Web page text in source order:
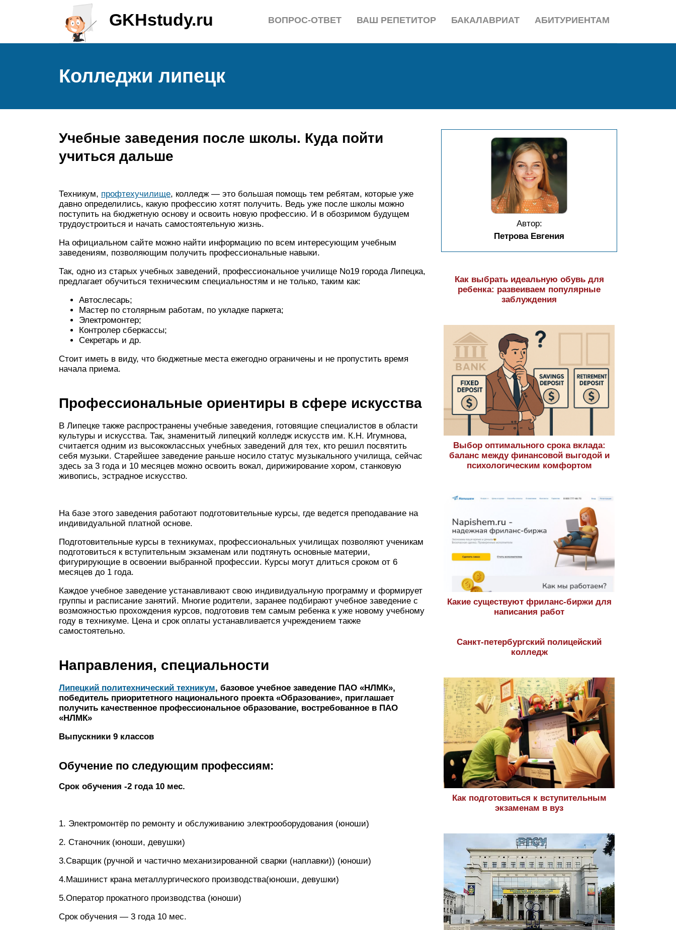
GKHstudy.ru АБИТУРИЕНТАМ
БАКАЛАВРИАТ
ВАШ РЕПЕТИТОР
ВОПРОС-ОТВЕТ
Колледжи липецк
Учебные заведения после школы. Куда пойти
учиться дальше
Техникум, профтехучилище, колледж — это большая помощь тем ребятам, которые уже
давно определились, какую профессию хотят получить. Ведь уже после школы можно
поступить на бюджетную основу и освоить новую профессию. И в обозримом будущем
трудоустроиться и начать самостоятельную жизнь.
На официальном сайте можно найти информацию по всем интересующим учебным
заведениям, позволяющим получить профессиональные навыки.
Так, одно из старых учебных заведений, профессиональное училище No19 города Липецка,
предлагает обучиться техническим специальностям и не только, таким как:
Автослесарь;
Мастер по столярным работам, по укладке паркета;
Электромонтер;
Контролер сберкассы;
Секретарь и др.
Стоит иметь в виду, что бюджетные места ежегодно ограничены и не пропустить время
начала приема.
Профессиональные ориентиры в сфере искусства
В Липецке также распространены учебные заведения, готовящие специалистов в области
культуры и искусства. Так, знаменитый липецкий колледж искусств им. К.Н. Игумнова,
считается одним из высококлассных учебных заведений для тех, кто решил посвятить
себя музыки. Старейшее заведение раньше носило статус музыкального училища, сейчас
здесь за 3 года и 10 месяцев можно освоить вокал, дирижирование хором, станковую
живопись, эстрадное искусство.
На базе этого заведения работают подготовительные курсы, где ведется преподавание на
индивидуальной платной основе.
Подготовительные курсы в техникумах, профессиональных училищах позволяют ученикам
подготовиться к вступительным экзаменам или подтянуть основные материи,
фигурирующие в освоении выбранной профессии. Курсы могут длиться сроком от 6
месяцев до 1 года.
Каждое учебное заведение устанавливают свою индивидуальную программу и формирует
группы и расписание занятий. Многие родители, заранее подбирают учебное заведение с
возможностью прохождения курсов, подготовив тем самым ребенка к уже новому учебному
году в техникуме. Цена и срок оплаты устанавливается учреждением также
самостоятельно.
Направления, специальности
Липецкий политехнический техникум, базовое учебное заведение ПАО «НЛМК»,
победитель приоритетного национального проекта «Образование», приглашает
получить качественное профессиональное образование, востребованное в ПАО
«НЛМК»
Выпускники 9 классов
Обучение по следующим профессиям:
Срок обучения -2 года 10 мес.
1. Электромонтёр по ремонту и обслуживанию электрооборудования (юноши)
2. Станочник (юноши, девушки)
3.Сварщик (ручной и частично механизированной сварки (наплавки)) (юноши)
4.Машинист крана металлургического производства(юноши, девушки)
5.Оператор прокатного производства (юноши)
Срок обучения — 3 года 10 мес.
Автор:
Петрова Евгения
Как выбрать идеальную обувь для
ребенка: развеиваем популярные
заблуждения
Выбор оптимального срока вклада:
баланс между финансовой выгодой и
психологическим комфортом
Какие существуют фриланс-биржи для
написания работ
Санкт-петербургский полицейский
колледж
Как подготовиться к вступительным
экзаменам в вуз